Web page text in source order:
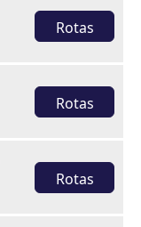
Rotas
Rotas
Rotas